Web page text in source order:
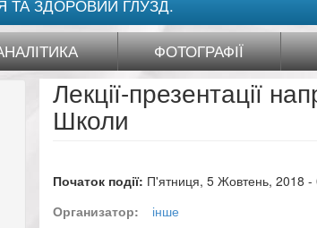
ТА ЗДОРОВИЙ ГЛУЗД.
ФОТОГРАФІЇ
Лекції-презентації
Школи
Початок події: П'ятниця, 5 Жовтень, 2018 -
Организатор:
інше